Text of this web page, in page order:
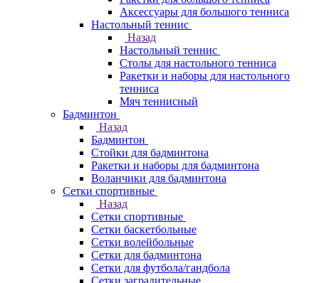
Аксессуары для большого тенниса
Настольный теннис
Назад
Настольный теннис
Столы для настольного тенниса
Ракетки и наборы для настольного
тенниса
Мяч теннисный
Бадминтон
Назад
Бадминтон
Стойки для бадминтона
Ракетки и наборы для бадминтона
Воланчики для бадминтона
Сетки спортивные
Назад
Сетки спортивные
Сетки баскетбольные
Сетки волейбольные
Сетки для бадминтона
Сетки для футбола/гандбола
Сетки заградительные